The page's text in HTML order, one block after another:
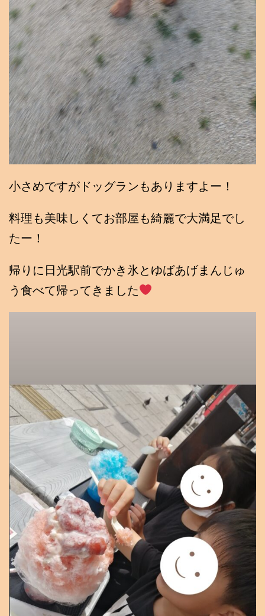
小さめですがドッグランもありますよー！
料理も美味しくてお部屋も綺麗で大満足でし
たー！
帰りに日光駅前でかき氷とゆばあげまんじゅ
う食べて帰ってきました